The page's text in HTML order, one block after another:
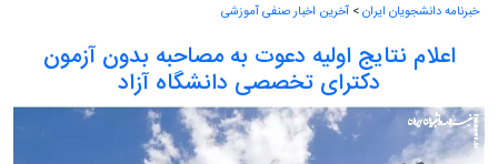
خبرنامه دانشجویان ایران> آخرین اخبار صنفی آموزشی
اعلام نتایج اولیه دعوت به مصاحبه بدون آزمون
دکترای تخصصی دانشگاه آزاد